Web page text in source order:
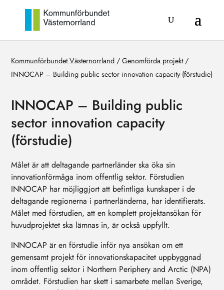
Kommunförbundet Västernorrland /Genomförda projekt/
INNOCAP – Building public sector innovation capacity (förstudie)
INNOCAP – Building public
sector innovation capacity
(förstudie)
Målet är att deltagande partnerländer ska öka sin
innovationförmåga inom offentlig sektor. Förstudien
INNOCAP har möjliggjort att befintliga kunskaper i de
deltagande regionerna i partnerländerna, har identifierats.
Målet med förstudien, att en komplett projektansökan för
huvudprojektet ska lämnas in, är också uppfyllt.
INNOCAP är en förstudie inför nya ansökan om ett
gemensamt projekt för innovationskapacitet uppbyggnad
inom offentlig sektor i Northern Periphery and Arctic (NPA)
området. Förstudien har skett i samarbete mellan Sverige,